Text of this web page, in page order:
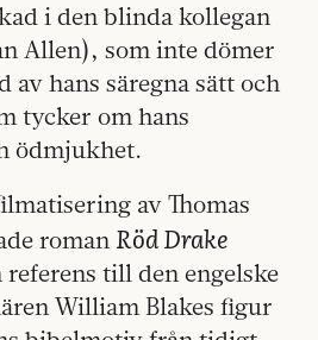
i den blinda kollegan
Allen), som inte dömer
av hans säregna sätt och
tycker om hans
ödmjukhet.
av Thomas
roman Röd Drake
referens till den engelske
William Blakes figur